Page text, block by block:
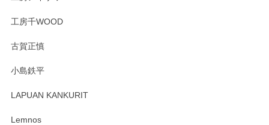
す。 素敵な湯呑みでとても気に入りました。 発送も早く、
たm(_)m
工房千WOOD
古賀正慎
小島鉄平
LAPUAN KANKURIT
Lemnos